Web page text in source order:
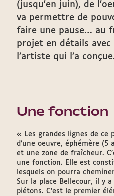
(jusqu'en juin), de
va permettre de
faire une pause… au
projet en détails avec
l’artiste qui l’a
Une fonction
« Les grandes lignes de ce
d’une oeuvre, éphémère (5
et une zone de fraîcheur.
une fonction. Elle est
lesquels on pourra
Sur la place Bellecour, il y
piétons. C’est le premier